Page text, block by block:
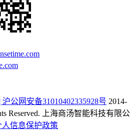
| 沪公网安备31010402335928号 2014-
Reserved.
上海商汤智能科技有限公
人信息保护政策